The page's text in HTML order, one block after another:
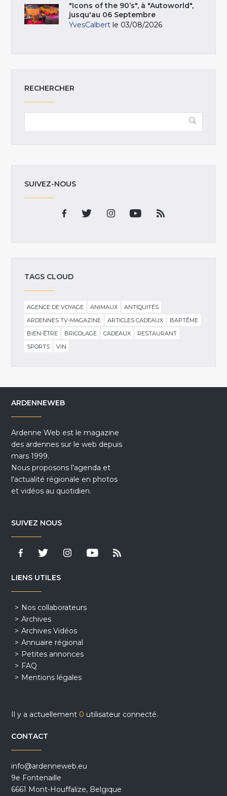
"Icons of the 90’s", à "Autoworld",
jusqu'au 06 Septembre
YvesCalbert le 03/08/2026
RECHERCHER
SUIVEZ-NOUS
TAGS CLOUD
AGENCE DE VOYAGE ANIMAUX
ANTIQUITÉS
ARDENNES TV-MAGAZINE
ARTICLES CADEAUX
BAPTÊME
BIEN-ÊTRE
BRICOLAGE CADEAUX
RESTAURANT
SPORTS
VIN
ARDENNEWEB
Ardenne Web est le magazine
des ardennes sur le web depuis
mars 1999.
Nous proposons l'agenda et
l'actualité régionale en photos
et vidéos au quotidien.
SUIVEZ NOUS
LIENS UTILES
Nos collaborateurs
Archives
Archives Vidéos
Annuaire régional
Petites annonces
FAQ
Mentions légales
Il y a actuellement 0 utilisateur connecté.
CONTACT
info@ardenneweb.eu
9e Fontenaille
6661 Mont-Houffalize, Belgique